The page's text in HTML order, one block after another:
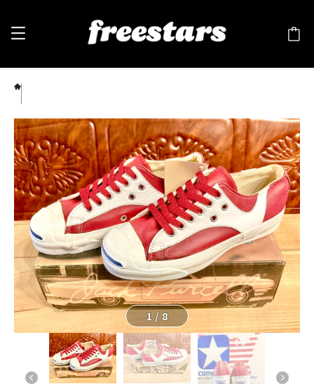
ー 4.5 23cm 赤/白 90s USA 90s 239
1 / 8